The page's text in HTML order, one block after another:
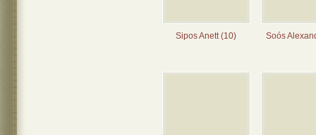
Sipos Anett (10) Soós